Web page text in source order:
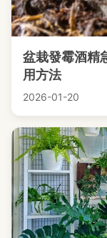
盆栽發霉酒精
用方法
2026-01-20